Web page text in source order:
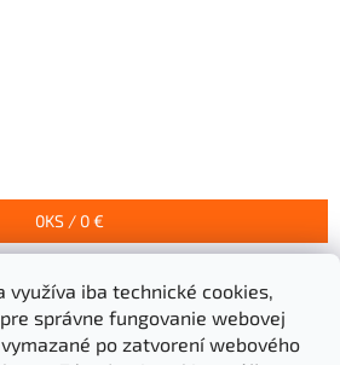
využíva iba technické cookies,
správne fungovanie webovej
po zatvorení webového
0KS / 0 €